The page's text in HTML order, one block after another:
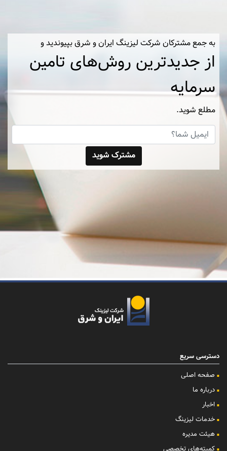
به جمع مشترکان شرکت لیزینگ ایران و شرق بپیوندید و
از جدیدترین روش‌های تامین
سرمایه
مطلع شوید.
مشترک شوید
دسترسی سریع
صفحه اصلی
درباره ما
اخبار
خدمات لیزینگ
هیئت مدیره
کمیته‌های تخصصی